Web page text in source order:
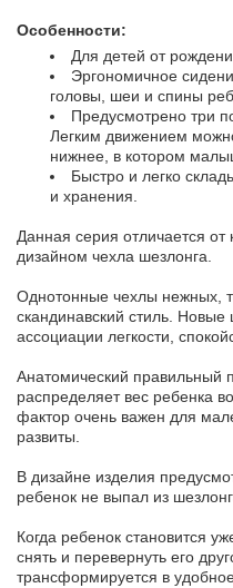
Особенности:
Для детей от
Эргономичное
головы, шеи и спины
Предусмотрено три
Легким движением
нижнее, в котором
Быстро и легко
и хранения.
Данная серия отличается от
дизайном чехла шезлонга.
Однотонные чехлы нежных,
скандинавский стиль.
ассоциации легкости,
Анатомический правильный
распределяет вес ребенка
фактор очень важен для
развиты.
В дизайне изделия
ребенок не выпал из
Когда ребенок становится
снять и перевернуть его
трансформируется в